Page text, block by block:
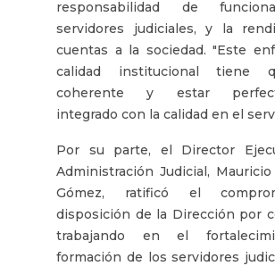
responsabilidad de
servidores judiciales, y la
cuentas a la sociedad. "Este
calidad institucional tiene
coherente y estar
integrado con la calidad en el
Por su parte, el Director
Administración Judicial, Mauricio
Gómez, ratificó el
disposición de la Dirección por
trabajando en el
formación de los servidores